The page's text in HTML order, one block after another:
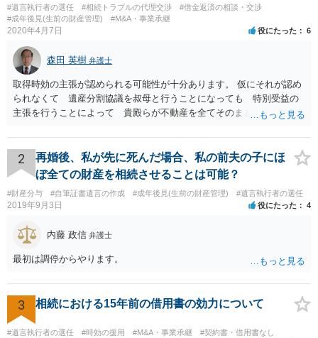
#遺言執行者の選任 #相続トラブルの代理交渉
#借金返済の相談・交渉
#成年後見(生前の財産管理)
#M&A・事業承継
2020年4月7日 役にたった 6
森田 英樹 弁護士
取得時効の主張が認められる可能性が十分あります。 仮にそれが認め
られなくて 遺産分割協議を叔母と行うことになっても 特別受益の
主張を行うことによって 貴殿らが不動産を全てそのまま取得できる
2
再婚後、私が先に死んだ場合、私の前夫の子にほ
ぼ全ての財産を相続させることは可能？
#財産分与 #自筆証書遺言の作成 #成年後見(生前の財産管理) #遺言執行者の選任
2019年9月3日 役にたった 4
内藤 政信 弁護士
最初は調停からやります。
3 相続における15年前の借用書の効力について
#遺言執行者の選任 #時効の援用 #M&A・事業承継 #契約書・借用書なし